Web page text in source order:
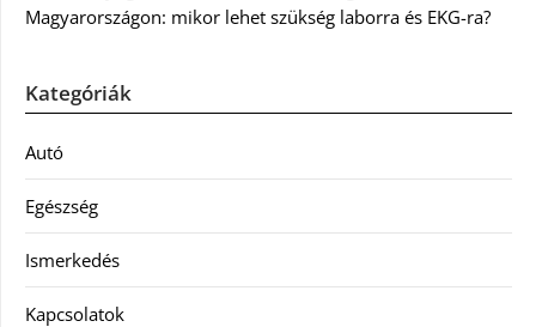
Magyarországon: mikor lehet szükség laborra és EKG-ra?
Kategóriák
Autó
Egészség
Ismerkedés
Kapcsolatok